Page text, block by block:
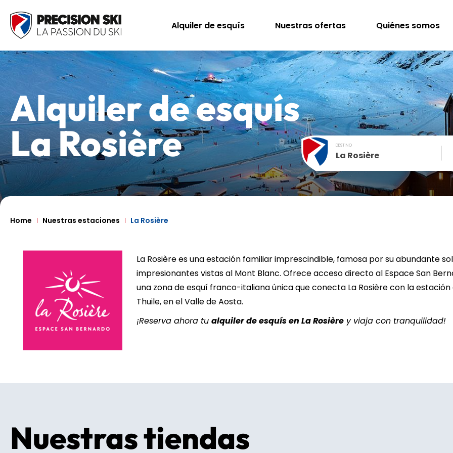
Alquiler de esquís Nuestras ofertas Quiénes somos
Alquiler de esquís
La Rosière DESTINO
La Rosière
December
MON TUE WED
13 14 15 16 17 18
20 21 22 23 24 25
Home Nuestras estaciones La Rosière
La Rosière es una estación familiar imprescindible, famosa por su abundante
impresionantes vistas al Mont Blanc. Ofrece acceso directo al Espace San
una zona de esquí franco-italiana única que conecta La Rosière con la estación
Thuile, en el Valle de Aosta.
¡Reserva ahora tu alquiler de esquís en La Rosière y viaja con tranquilidad!
Nuestras tiendas